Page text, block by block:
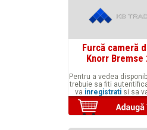
Furcă cameră
Knorr Bremse
Pentru a vedea
trebuie sa fiti
va inregistrati si sa